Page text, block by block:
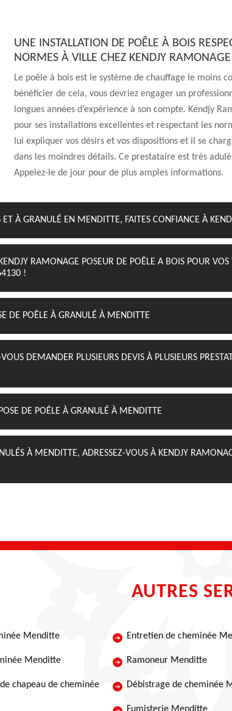
UNE INSTALLATION DE POÊLE À BOIS
NORMES À VILLE CHEZ KENDJY RAMONAGE
Le poêle à bois est le système de chauffage le moins
bénéficier de cela, vous devriez engager un
longues années d’expérience à son compte. Kendjy
pour ses installations excellentes et respectant les
lui expliquer vos désirs et vos dispositions et il se
dans les moindres détails. Ce prestataire est très
Appelez-le de jour pour de plus amples informations.
ET À GRANULÉ EN MENDITTE, FAITES CONFIANCE À
RAMONAGE POSEUR DE POÊLE A BOIS POUR VOS
!
DE POÊLE À GRANULÉ À MENDITTE
DEMANDER PLUSIEURS DEVIS À PLUSIEURS
DE POÊLE À GRANULÉ À MENDITTE
À MENDITTE, ADRESSEZ-VOUS À KENDJY
AUTRES
Menditte
Menditte
chapeau de cheminée
Entretien de cheminée
Ramoneur Menditte
Débistrage de cheminée